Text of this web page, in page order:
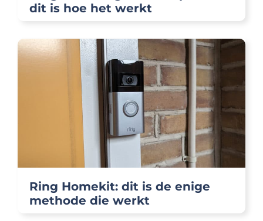
dit is hoe het werkt
Ring Homekit: dit is de enige
methode die werkt